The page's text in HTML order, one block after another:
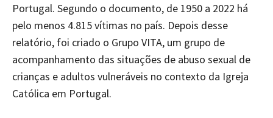
Portugal. Segundo o documento, de 1950 a 2022 há
pelo menos 4.815 vítimas no país. Depois desse
relatório, foi criado o Grupo VITA, um grupo de
acompanhamento das situações de abuso sexual de
crianças e adultos vulneráveis no contexto da Igreja
Católica em Portugal.